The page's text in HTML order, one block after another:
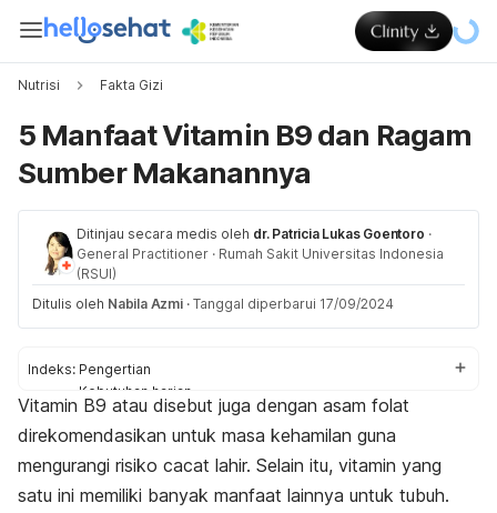
Nutrisi Fakta Gizi
5 Manfaat Vitamin B9 dan Ragam
Sumber Makanannya
Ditinjau secara medis oleh dr. Patricia Lukas Goentoro ·
General Practitioner · Rumah Sakit Universitas Indonesia
(RSUI)
Ditulis oleh Nabila Azmi · Tanggal diperbarui 17/09/2024
Indeks: Pengertian
Kebutuhan harian
Manfaat
Sumber makanan
Risiko
Kekurangan vitamin B9
Vitamin B9 atau disebut juga dengan asam folat
direkomendasikan untuk masa kehamilan guna
mengurangi risiko cacat lahir. Selain itu, vitamin yang
satu ini memiliki banyak manfaat lainnya untuk tubuh.